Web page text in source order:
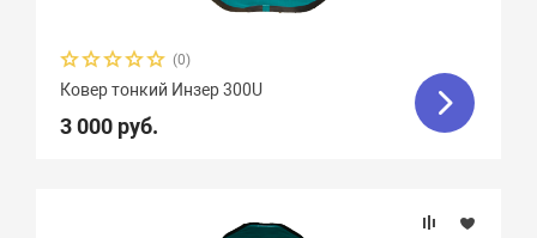
(0)
Ковер тонкий Инзер 300U
3 000 руб.